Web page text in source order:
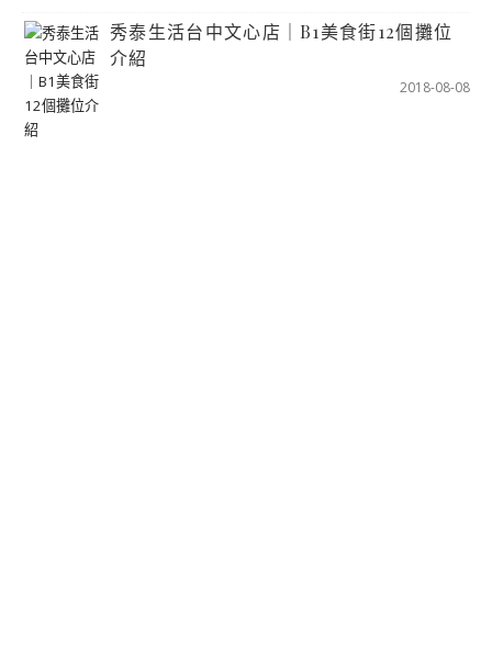
秀泰生活台中文心店｜B1美食街12個攤位
介紹
2018-08-08